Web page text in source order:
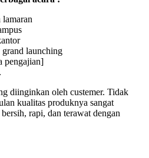
lamaran
grand launching
pengajian]
diinginkan oleh custemer. Tidak
kualitas produknya sangat
rapi, dan terawat dengan